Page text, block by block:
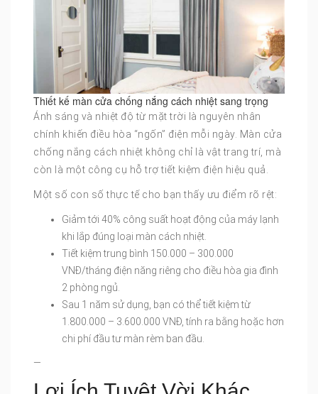
Thiết kế màn cửa chống nắng cách nhiệt sang trọng
Ánh sáng và nhiệt độ từ mặt trời là nguyên nhân
chính khiến điều hòa “ngốn” điện mỗi ngày. Màn cửa
chống nắng cách nhiệt không chỉ là vật trang trí, mà
còn là một công cụ hỗ trợ tiết kiệm điện hiệu quả.
Một số con số thực tế cho bạn thấy ưu điểm rõ rệt:
Giảm tới 40% công suất hoạt động của máy lạnh
khi lắp đúng loại màn cách nhiệt.
Tiết kiệm trung bình 150.000 – 300.000
VNĐ/tháng điện năng riêng cho điều hòa gia đình
2 phòng ngủ.
Sau 1 năm sử dụng, bạn có thể tiết kiệm từ
1.800.000 – 3.600.000 VNĐ, tính ra bằng hoặc hơn
chi phí đầu tư màn rèm ban đầu.
—